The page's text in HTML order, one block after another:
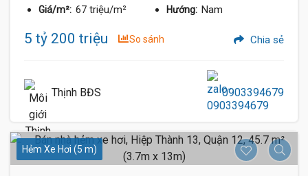
Giá/m²: 67 triệu/m² Hướng: Nam
5 tỷ 200 triệu So sánh Chia sẻ
Thịnh BĐS 0903394679
Hẻm Xe Hơi (5 m)